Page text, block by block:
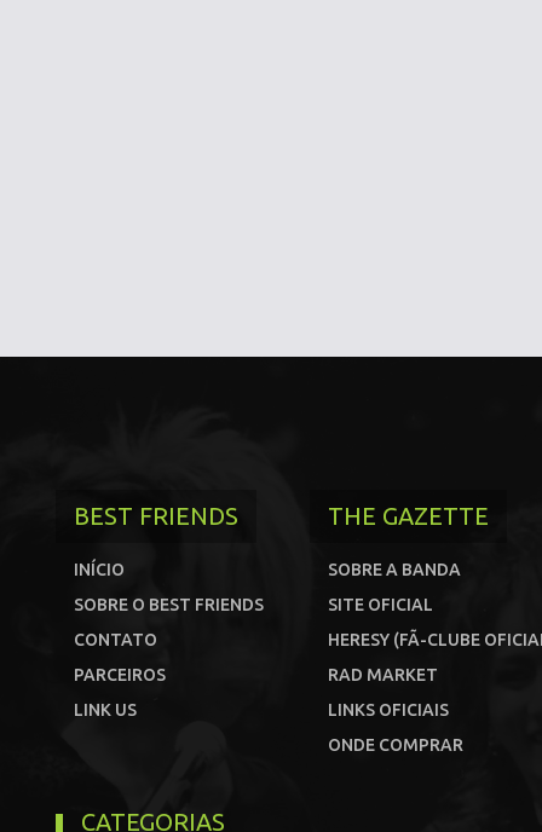
BEST FRIENDS
INÍCIO
SOBRE O BEST FRIENDS
CONTATO
PARCEIROS
LINK US
THE GAZETTE
SOBRE A BANDA
SITE OFICIAL
HERESY (FÃ-CLUBE
RAD MARKET
LINKS OFICIAIS
ONDE COMPRAR
CATEGORIAS